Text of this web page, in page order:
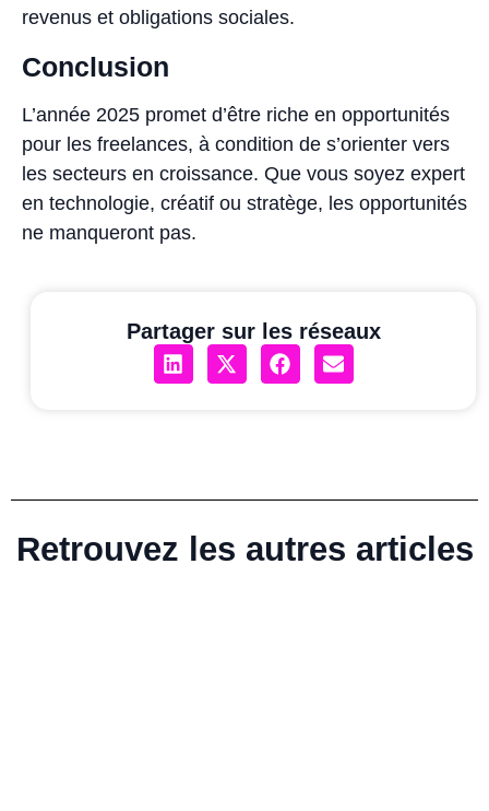
revenus et obligations sociales.
Conclusion
L’année 2025 promet d’être riche en opportunités
pour les freelances, à condition de s’orienter vers
les secteurs en croissance. Que vous soyez expert
en technologie, créatif ou stratège, les opportunités
ne manqueront pas.
Partager sur les réseaux
Retrouvez les autres articles